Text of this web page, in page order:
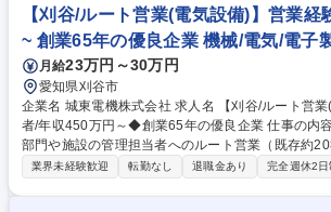
胞培養や生化学試験の実習等、実務経験豊富な講
理論と実験技術を基礎から体系的に学べるため、実
研究職デビューが可能です。 募集職種 ◆長崎×化学・バイオ系エンジニア
◆知見がある方/未経験歓迎/無期雇用派遣
【刈谷/ルート営業(電気設備)】営業経
~ 創業65年の優良企業 機械/電気/電子
月給23万円～30万円
愛知県刈谷市
企業名 城東電機株式会社 求人名 【刈谷/ルート営業(電気設備)】営業経験
者/年収450万円～◆創業65年の優良企業 仕事の内容 トヨタ系工場の保全
部門や施設の管理担当者へのルート営業（既存約
や省エネ化の要望に対し、最適な電気機器（照明・
先に訪問し、設備更新の仕様確認や機器提案 ●見積
業界未経験歓迎 転勤なし 退職金あり 完全週休2日